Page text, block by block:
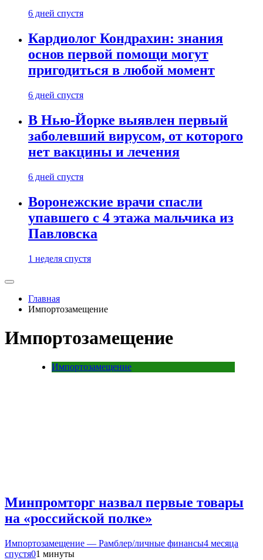
6 дней спустя
Кардиолог Кондрахин: знания
основ первой помощи могут
пригодиться в любой момент
6 дней спустя
В Нью-Йорке выявлен первый
заболевший вирусом, от которого
нет вакцины и лечения
6 дней спустя
Воронежские врачи спасли
упавшего с 4 этажа мальчика из
Павловска
1 неделя спустя
Главная
Импортозамещение
Импортозамещение
Импортозамещение
Минпромторг назвал первые товары
на «российской полке»
Импортозамещение — Рамблер/личные финансы4 месяца
спустя01 минуты